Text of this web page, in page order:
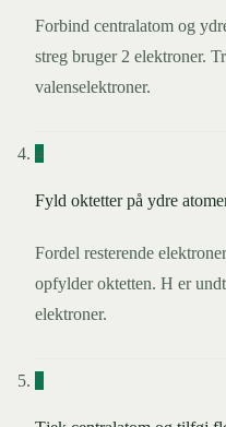
Forbind centralatom og
streg bruger 2 elektroner.
valenselektroner.
4
Fyld oktetter på ydre
Fordel resterende
opfylder oktetten. H er
elektroner.
5